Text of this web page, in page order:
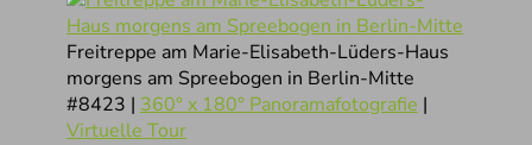
Freitreppe am Marie-Elisabeth-Lüders-Haus
morgens am Spreebogen in Berlin-Mitte
#8423 | 360° x 180° Panoramafotografie |
Virtuelle Tour